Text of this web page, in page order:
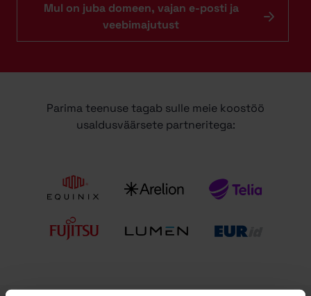
Mul on juba domeen, vajan e-posti ja
veebimajutust
Parima teenuse tagab sulle meie koostöö
usaldusväärsete partneritega: